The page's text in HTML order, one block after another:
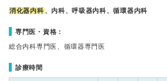
消化器内科 、内科、呼吸器内科、循環器内科
専門医・資格：
総合内科専門医、循環器専門医
診療時間